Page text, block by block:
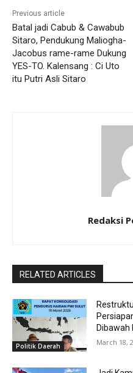
Previous article
Batal jadi Cabub & Cawabub
Sitaro, Pendukung Maliogha-
Jacobus rame-rame Dukung
YES-TO. Kalensang : Ci Uto
itu Putri Asli Sitaro
Redaksi
RELATED ARTICLES
Politik Daerah
Dibawah
March 18,